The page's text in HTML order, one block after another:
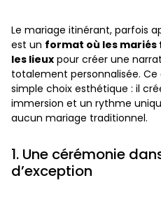
Le mariage itinérant, parfois
est un format où les
les lieux pour créer une
totalement personnalisée.
simple choix esthétique : il
immersion et un rythme
aucun mariage traditionnel.
1. Une cérémonie
d’exception